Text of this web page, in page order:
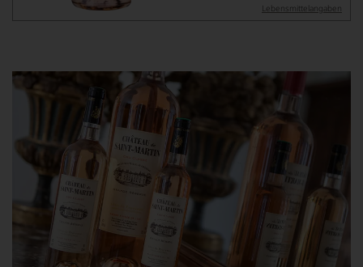
Lebensmittel­angaben